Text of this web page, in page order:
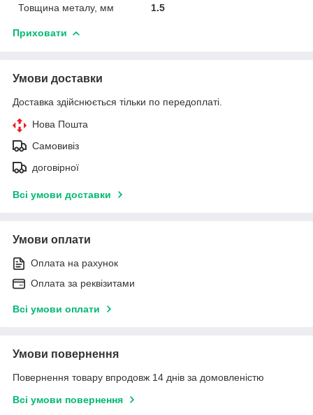
Товщина металу, мм 1.5
Приховати
Умови доставки
Доставка здійснюється тільки по передоплаті.
Нова Пошта
Самовивіз
договірної
Всі умови доставки
Умови оплати
Оплата на рахунок
Оплата за реквізитами
Всі умови оплати
Умови повернення
Повернення товару впродовж 14 днів за домовленістю
Всі умови повернення